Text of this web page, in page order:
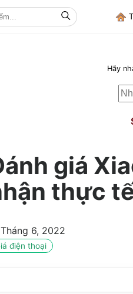
Hãy
giá
thực
Tháng 6, 2022
điện thoại